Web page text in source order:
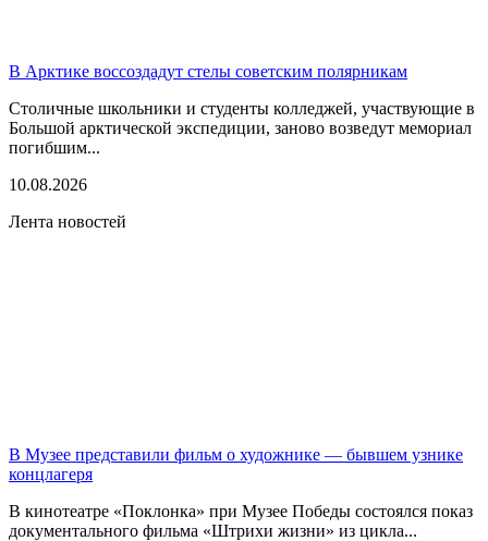
В Арктике воссоздадут стелы советским полярникам
Столичные школьники и студенты колледжей, участвующие в
Большой арктической экспедиции, заново возведут мемориал
погибшим...
10.08.2026
Лента новостей
В Музее представили фильм о художнике — бывшем узнике
концлагеря
В кинотеатре «Поклонка» при Музее Победы состоялся показ
документального фильма «Штрихи жизни» из цикла...